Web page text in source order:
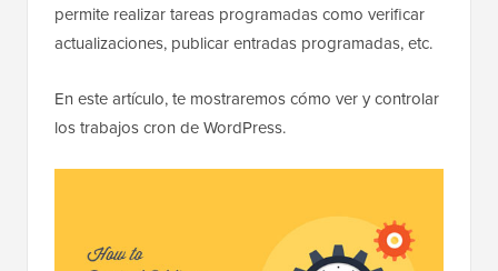
permite realizar tareas programadas como verificar
actualizaciones, publicar entradas programadas, etc.
En este artículo, te mostraremos cómo ver y controlar
los trabajos cron de WordPress.